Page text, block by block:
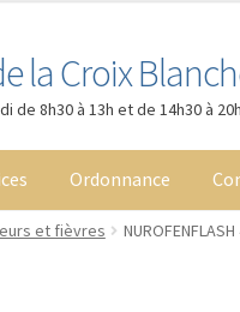
la Croix
de 8h30 à 13h et de 14h30 à 20h
Ordonnance
CheckoutContactLe
et fièvres